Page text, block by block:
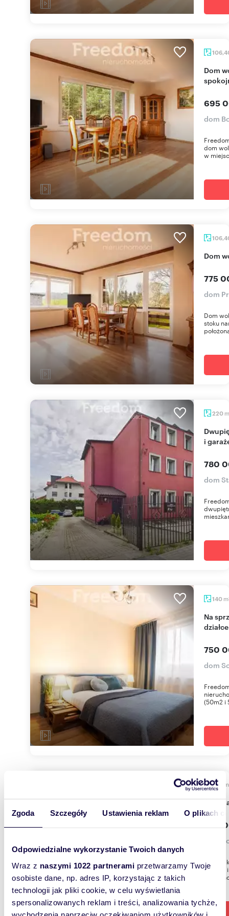
Zgoda Szczegóły Ustawienia reklam O plikach
Odpowiedzialne wykorzystanie Twoich danych
Wraz z naszymi 1022 partnerami przetwarzamy Twoje
osobiste dane, np. adres IP, korzystając z takich
technologii jak pliki cookie, w celu wyświetlania
spersonalizowanych reklam i treści, analizowania tychże,
Dom wolnostojący po remoncie - 106 m² -
695
dom
dom
w
Dom
775
dom
Dom
stoku
220 m
Dwupiętrowy dom z 3 mieszkaniami, fotowoltaiką
i
780
dom
140 m
Na sprzedaż dwupokojowe mieszkania na dużej
750
dom
(50m2 i
228 m
dom
970
dom
Oferta,